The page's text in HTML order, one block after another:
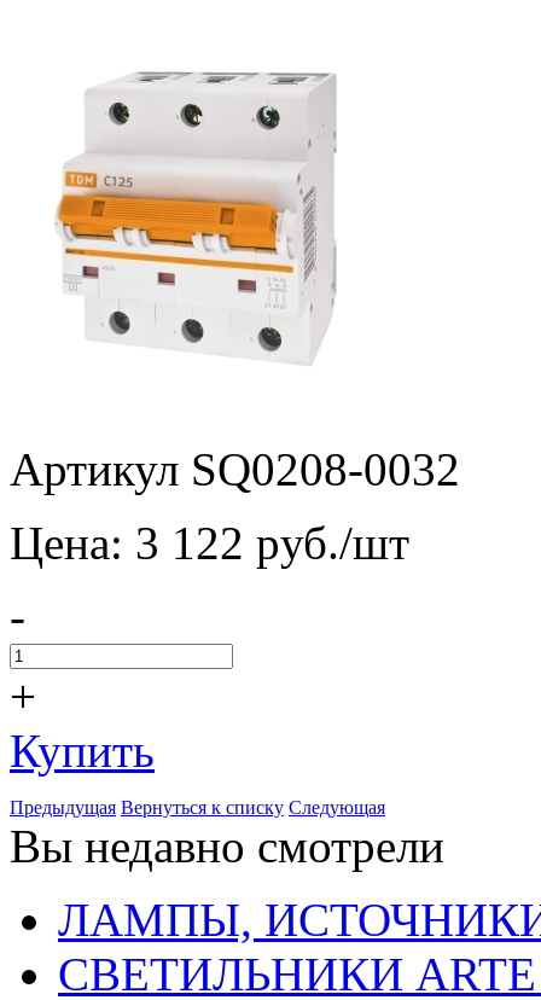
Артикул SQ0208-0032
Цена: 3 122 pуб./шт
-
+
Купить
Предыдущая Вернуться к списку Следующая
Вы недавно смотрели
ЛАМПЫ,
СВЕТИЛЬНИКИ ARTE